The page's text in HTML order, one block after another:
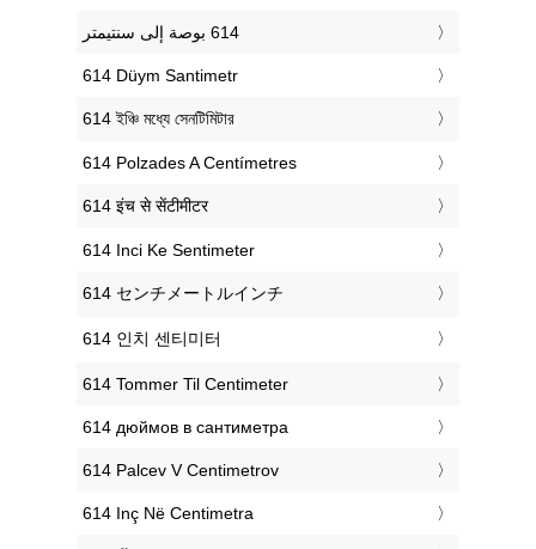
‎614 Düym Santimetr
‎614 ইঞ্চি মধ্যে সেনটিমিটার
‎614 Polzades A Centímetres
‎614 इंच से सेंटीमीटर
‎614 Inci Ke Sentimeter
‎614 センチメートルインチ
‎614 인치 센티미터
‎614 Tommer Til Centimeter
‎614 дюймов в сантиметра
‎614 Palcev V Centimetrov
‎614 Inç Në Centimetra